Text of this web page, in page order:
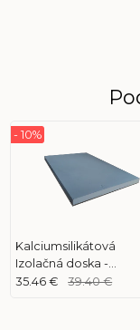
Kalciumsilikátová
Izolačná doska -
Skamotec 225
- 10%
35.46 € 39.40 €